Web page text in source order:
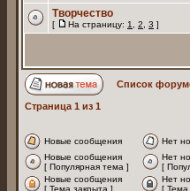
Творчество
[ На страницу: 1 2 3 ]
Список
Страница 1 из 1
Новые сообщения Нет
Новые сообщения
[ Популярная тема ]
Нет
[
Новые сообщения
[ Тема закрыта ]
Нет
[ Тема